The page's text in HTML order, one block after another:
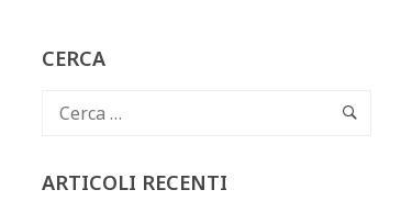
CERCA
ARTICOLI RECENTI